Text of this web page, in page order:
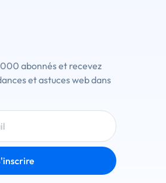
abonnés et recevez
et astuces web dans